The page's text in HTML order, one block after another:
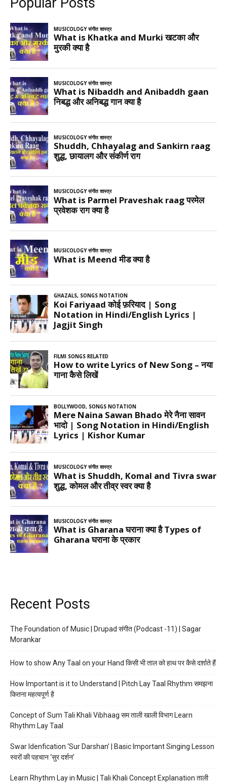
Popular Posts
Recent Posts
The Foundation of Music | Drupad संगीत (Podcast -11) | Sagar
Morankar
How to show Any Taal on your Hand किसी भी ताल को हाथ पर कैसे दर्शाते हैं
How Important is it to Understand | Pitch Lay Taal Rhythm समझना
कितना महत्वपूर्ण है
Concept of Sum Tali Khali Vibhaag सम ताली खाली विभाग Learn
Rhythm Lay Taal
Swar Idenfication ‘Sur Darshan’ | Basic Important Singing Lesson
स्वरों की पहचान ‘सुर दर्शन’
Learn Rhythm Lay in Music | Tali Khali Concept Explanation ताली